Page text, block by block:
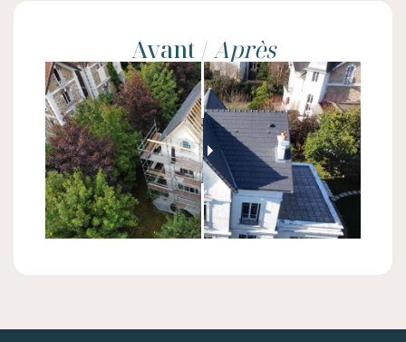
Avant /Après